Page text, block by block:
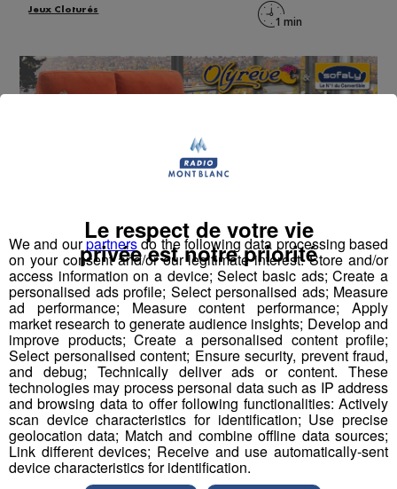
Jeux Cloturés
Olyrêve inaugure son nouveau Showroom sur plus
de 700m² à Sallanches !
Et à cette occasion, Olyrêve vous offre un canapé-lit
Sofaly Signature d'une valeur de 2 500 € ! C'est le
canapé convertible idéal pour un couchage quotidien : il
se plie en 4 pour allier confort jour ET nuit dans un
design tendance minimaliste !
Pour jouer, rendez-vous sur notrepage Facebook
We and ourpartnersdo the following data processing based
on your consent and/or our legitimate interest: Store and/or
access information on a device; Select basic ads; Create a
personalised ads profile; Select personalised ads; Measure
ad performance; Measure content performance; Apply
market research to generate audience insights; Develop and
improve products; Create a personalised content profile;
Select personalised content; Ensure security, prevent fraud,
and debug; Technically deliver ads or content. These
technologies may process personal data such as IP address
and browsing data to offer following functionalities: Actively
scan device characteristics for identification; Use precise
geolocation data; Match and combine offline data sources;
Link different devices; Receive and use automatically-sent
device characteristics for identification.
Le respect de votre vie
privée est notre priorité